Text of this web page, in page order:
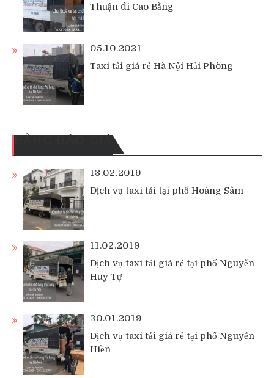
Thuận đi Cao Bằng
05.10.2021
Taxi tải giá rẻ Hà Nội Hải Phòng
BẢNG BÁO GIÁ
13.02.2019
Dịch vụ taxi tải tại phố Hoàng Sâm
11.02.2019
Dịch vụ taxi tải giá rẻ tại phố Nguyễn
Huy Tự
30.01.2019
Dịch vụ taxi tải giá rẻ tại phố Nguyễn
Hiền